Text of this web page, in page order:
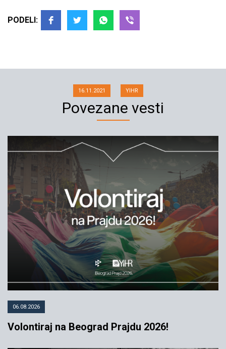
16.11.2021 YIHR
PODELI:
Povezane vesti
06.08.2026
Volontiraj na Beograd Prajdu 2026!